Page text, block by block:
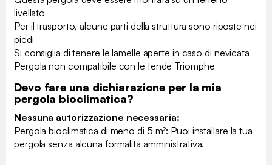
livellato
Per il trasporto, alcune parti della struttura sono riposte nei
piedi
Si consiglia di tenere le lamelle aperte in caso di nevicata
Pergola non compatibile con le tende Triomphe
Devo fare una dichiarazione per la mia
pergola bioclimatica?
Nessuna autorizzazione necessaria:
Pergola bioclimatica di meno di 5 m²: Puoi installare la tua
pergola senza alcuna formalità amministrativa.